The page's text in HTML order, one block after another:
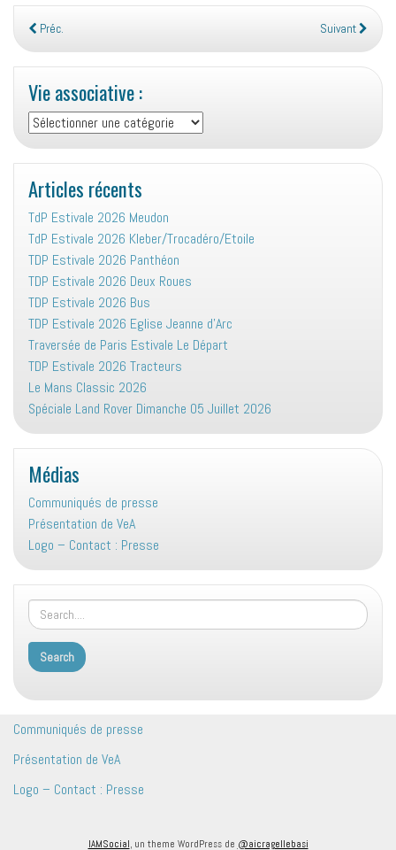
Préc. Suivant
Vie associative :
Vie
associative
:
Articles récents
TdP Estivale 2026 Meudon
TdP Estivale 2026 Kleber/Trocadéro/Etoile
TDP Estivale 2026 Panthéon
TDP Estivale 2026 Deux Roues
TDP Estivale 2026 Bus
TDP Estivale 2026 Eglise Jeanne d’Arc
Traversée de Paris Estivale Le Départ
TDP Estivale 2026 Tracteurs
Le Mans Classic 2026
Spéciale Land Rover Dimanche 05 Juillet 2026
Médias
Communiqués de presse
Présentation de VeA
Logo – Contact : Presse
Communiqués de presse
Présentation de VeA
Logo – Contact : Presse
IAMSocial, un theme WordPress de @aicragellebasi